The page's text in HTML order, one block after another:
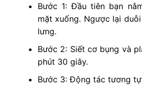
Bước 1: Đầu tiên bạn
mặt xuống. Ngược lại
lưng.
Bước 2: Siết cơ bụng và
phút 30 giây.
Bước 3: Động tác tương tự